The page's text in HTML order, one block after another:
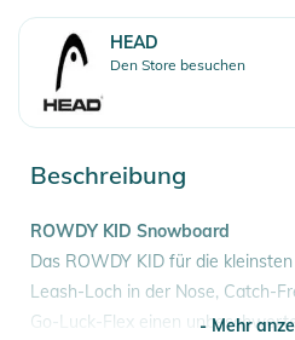
HEAD
Den Store besuchen
Beschreibung
ROWDY KID Snowboard
Das ROWDY KID für die
Leash-Loch in der Nose, Catch-
Go-Luck-Flex einen
- Mehr